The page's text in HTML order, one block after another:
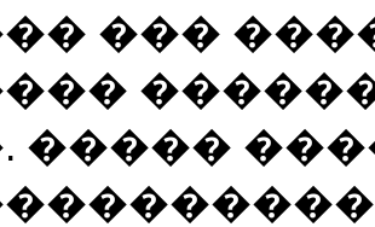
���
�����